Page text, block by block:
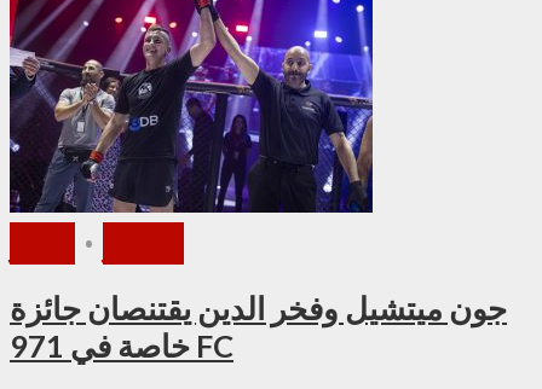
•
جون ميتشيل وفخر الدين يقتنصان جائزة
خاصة في 971 FC